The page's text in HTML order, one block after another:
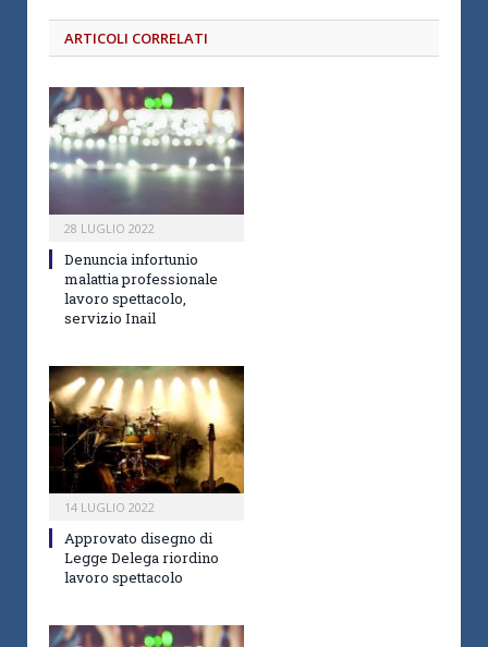
ARTICOLI CORRELATI
28 LUGLIO 2022
Denuncia infortunio
malattia professionale
lavoro spettacolo,
servizio Inail
14 LUGLIO 2022
Approvato disegno di
Legge Delega riordino
lavoro spettacolo